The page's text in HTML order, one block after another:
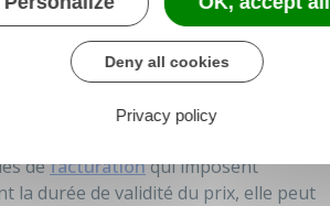
de la prestation de service
de la prestation).
des prix unitairesetéventuelles
etc.) : les prix peuvent être indiqués
defacturationqui imposent
la durée de validité du prix, elle peut
Deny all cookies
Privacy policy